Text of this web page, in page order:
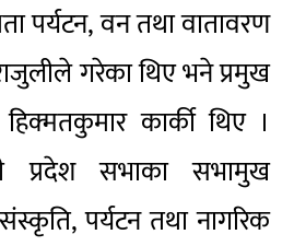
पर्यटन, वन तथा वातावरण
गरेका थिए भने प्रमुख
कार्की थिए ।
प्रदेश सभाका सभामुख
पर्यटन तथा नागरिक